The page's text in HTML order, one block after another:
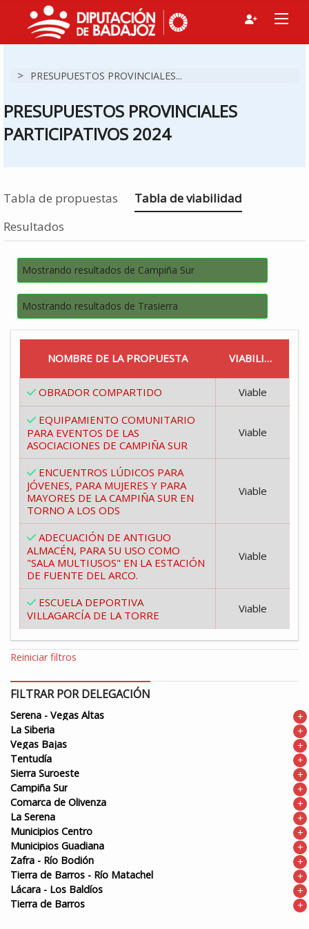
> PRESUPUESTOS PROVINCIALES...
PRESUPUESTOS PROVINCIALES
PARTICIPATIVOS 2024
Tabla de propuestas Estás en
Tabla de viabilidad
Resultados
Mostrando resultados de Campiña Sur
Mostrando resultados de Trasierra
NOMBRE DE LA PROPUESTA VIABILIDAD
OBRADOR COMPARTIDO
Viable
EQUIPAMIENTO COMUNITARIO
PARA EVENTOS DE LAS
ASOCIACIONES DE CAMPIÑA SUR
Viable
ENCUENTROS LÚDICOS PARA
JÓVENES, PARA MUJERES Y PARA
MAYORES DE LA CAMPIÑA SUR EN
TORNO A LOS ODS
Viable
ADECUACIÓN DE ANTIGUO
ALMACÉN, PARA SU USO COMO
"SALA MULTIUSOS" EN LA ESTACIÓN
DE FUENTE DEL ARCO.
Viable
ESCUELA DEPORTIVA
VILLAGARCÍA DE LA TORRE
Viable
Reiniciar filtros
FILTRAR POR DELEGACIÓN